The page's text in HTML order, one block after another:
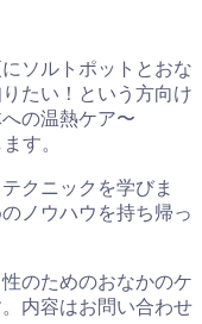
ソルトポットとおな
たい！という方向け
の温熱ケア〜
す。
クニックを学びま
ノウハウを持ち帰っ
のためのおなかのケ
内容はお問い合わせ